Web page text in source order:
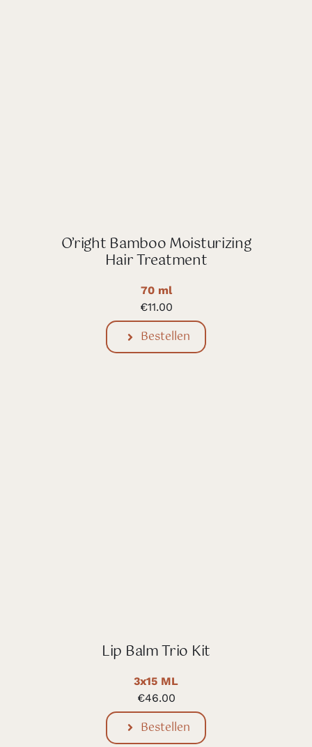
O’right Bamboo Moisturizing
Hair Treatment
70 ml
€11.00
Bestellen
Lip Balm Trio Kit
3x15 ML
€46.00
Bestellen